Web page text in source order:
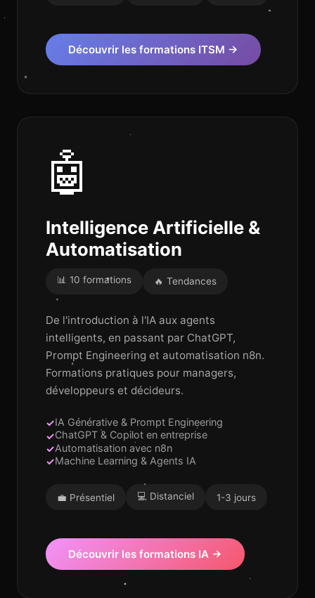
Découvrir les formations ITSM →
🤖
Intelligence Artificielle &
Automatisation
📊 10 formations 🔥 Tendances
De l'introduction à l'IA aux agents
intelligents, en passant par ChatGPT,
Prompt Engineering et automatisation n8n.
Formations pratiques pour managers,
développeurs et décideurs.
IA Générative & Prompt Engineering
ChatGPT & Copilot en entreprise
Automatisation avec n8n
Machine Learning & Agents IA
💼 Présentiel 💻 Distanciel 1-3 jours
Découvrir les formations IA →
Assistant IT4